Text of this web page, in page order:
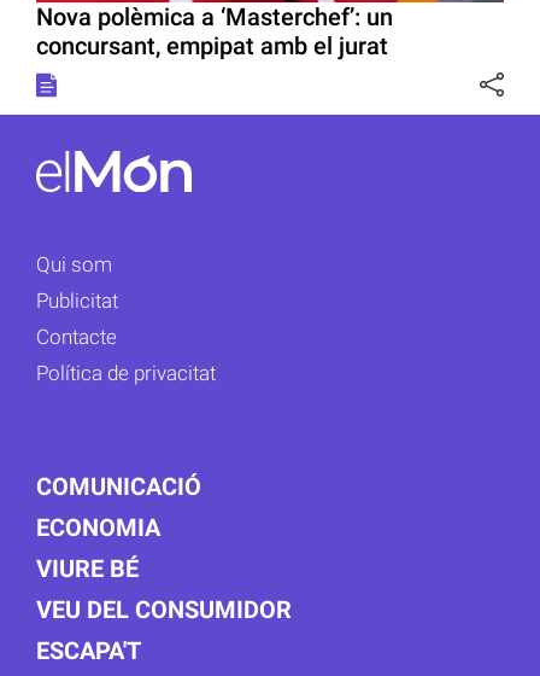
Nova polèmica a ‘Masterchef’: un
concursant, empipat amb el jurat
Qui som
Publicitat
Contacte
Política de privacitat
COMUNICACIÓ
ECONOMIA
VIURE BÉ
VEU DEL CONSUMIDOR
ESCAPA'T